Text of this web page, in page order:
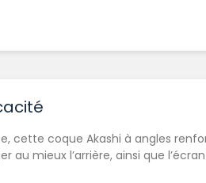
cette coque Akashi à angles
au mieux l’arrière, ainsi que